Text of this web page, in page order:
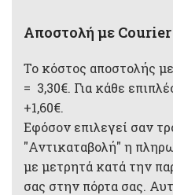
Αποστολή με Courier
Το κόστος αποστολής
= 3,30€. Για κάθε
+1,60€.
Εφόσον επιλεγεί σαν
"Αντικαταβολή" η
με μετρητά κατά την
σας στην πόρτα σας.